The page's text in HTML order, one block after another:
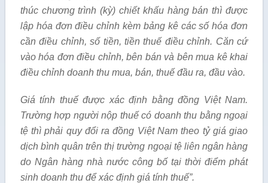
thúc chương trình (kỳ) chiết khấu hàng bán thì được
lập hóa đơn điều chỉnh kèm bảng kê các số hóa đơn
cần điều chỉnh, số tiền, tiền thuế điều chỉnh. Căn cứ
vào hóa đơn điều chỉnh, bên bán và bên mua kê khai
điều chỉnh doanh thu mua, bán, thuế đầu ra, đầu vào.
Giá tính thuế được xác định bằng đồng Việt Nam.
Trường hợp người nộp thuế có doanh thu bằng ngoại
tệ thì phải quy đổi ra đồng Việt Nam theo tỷ giá giao
dịch bình quân trên thị trường ngoại tệ liên ngân hàng
do Ngân hàng nhà nước công bố tại thời điểm phát
sinh doanh thu để xác định giá tính thuế”.